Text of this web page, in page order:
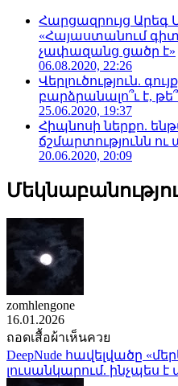
Հարցազրույց Արեգ
«Հայաստանում
չափազանց ցածր է»
06.08.2020, 22:26
Վերլուծություն.
բարձրանալո՞ւ է, թե՞
25.06.2020, 19:37
Հիպնոսի ներքո.
ճշմարտությունն
20.06.2020, 20:09
zomhlengone
16.01.2026
ถอดเสื้อผ้าเห็นควย
DeepNude հավելվածը
լուսանկարում. ինչպես